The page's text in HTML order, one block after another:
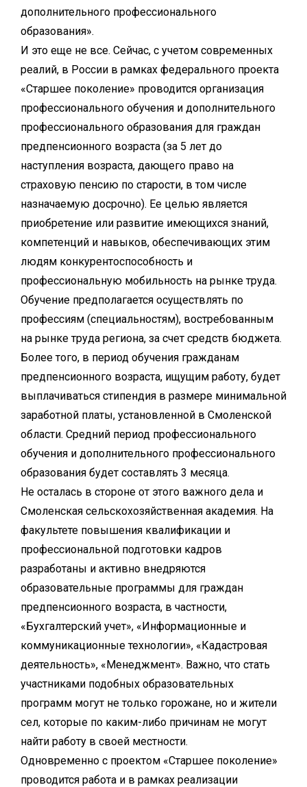
дополнительного профессионального
образования».
И это еще не все. Сейчас, с учетом современных
реалий, в России в рамках федерального проекта
«Старшее поколение» проводится организация
профессионального обучения и дополнительного
профессионального образования для граждан
предпенсионного возраста (за 5 лет до
наступления возраста, дающего право на
страховую пенсию по старости, в том числе
назначаемую досрочно). Ее целью является
приобретение или развитие имеющихся знаний,
компетенций и навыков, обеспечивающих этим
людям конкурентоспособность и
профессиональную мобильность на рынке труда.
Обучение предполагается осуществлять по
профессиям (специальностям), востребованным
на рынке труда региона, за счет средств бюджета.
Более того, в период обучения гражданам
предпенсионного возраста, ищущим работу, будет
выплачиваться стипендия в размере минимальной
заработной платы, установленной в Смоленской
области. Средний период профессионального
обучения и дополнительного профессионального
образования будет составлять 3 месяца.
Не осталась в стороне от этого важного дела и
Смоленская сельскохозяйственная академия. На
факультете повышения квалификации и
профессиональной подготовки кадров
разработаны и активно внедряются
образовательные программы для граждан
предпенсионного возраста, в частности,
«Бухгалтерский учет», «Информационные и
коммуникационные технологии», «Кадастровая
деятельность», «Менеджмент». Важно, что стать
участниками подобных образовательных
программ могут не только горожане, но и жители
сел, которые по каким-либо причинам не могут
найти работу в своей местности.
Одновременно с проектом «Старшее поколение»
проводится работа и в рамках реализации